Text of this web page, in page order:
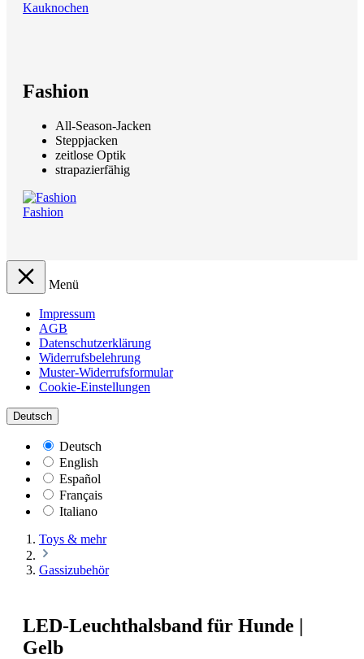
Kauknochen
Fashion
All-Season-Jacken
Steppjacken
zeitlose Optik
strapazierfähig
Fashion
Menü
Impressum
AGB
Datenschutzerklärung
Widerrufsbelehrung
Muster-Widerrufsformular
Cookie-Einstellungen
Deutsch
Deutsch
English
Español
Français
Italiano
Toys & mehr
Gassizubehör
LED-Leuchthalsband für Hunde |
Gelb